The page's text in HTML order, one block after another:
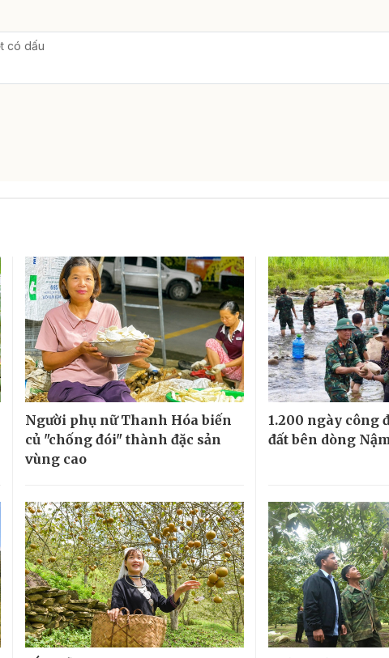
Người phụ nữ Thanh Hóa biến
củ "chống đói" thành đặc sản
vùng cao
1.200 ngày công
đất bên dòng